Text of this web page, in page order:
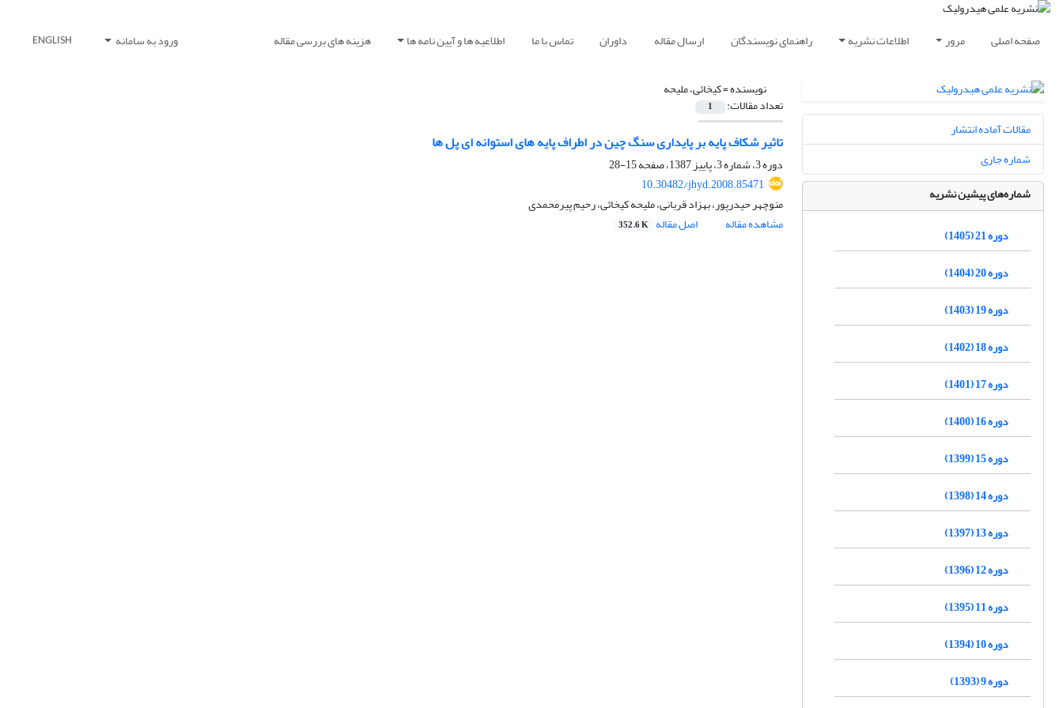
صفحه اصلی مرور اطلاعات نشریه راهنمای نویسندگان ارسال مقاله داوران تماس با ما اطلاعیه ها و آیین نامه ها هزینه های بررسی مقاله ورود به سامانه ENGLISH
نویسنده =کیخائی، ملیحه
تعداد مقالات: 1
تاثیر شکاف پایه بر پایداری سنگ چین در اطراف پایه های استوانه ای پل ها
دوره 3، شماره 3، پاییز 1387، صفحه
15-28
10.30482/jhyd.2008.85471
منوچهر حیدرپور، بهزاد قربانی، ملیحه کیخائی، رحیم پیرمحمدی
مشاهده مقاله
اصل مقاله 352.6 K
مقالات آماده انتشار
شماره جاری
شماره‌های پیشین نشریه
دوره 21 (1405)
دوره 20 (1404)
دوره 19 (1403)
دوره 18 (1402)
دوره 17 (1401)
دوره 16 (1400)
دوره 15 (1399)
دوره 14 (1398)
دوره 13 (1397)
دوره 12 (1396)
دوره 11 (1395)
دوره 10 (1394)
دوره 9 (1393)